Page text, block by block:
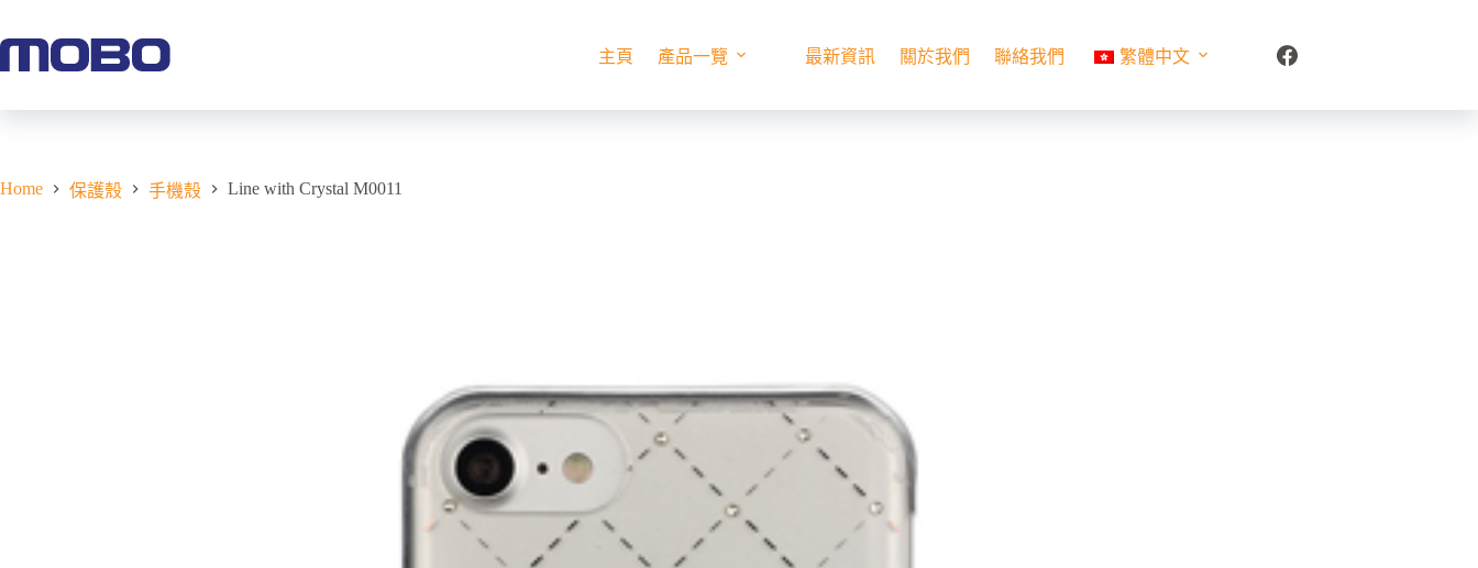
主頁 產品一覽 最新資訊 關於我們 聯絡我們 繁體中文
Home 保護殼 手機殼 Line with Crystal M0011